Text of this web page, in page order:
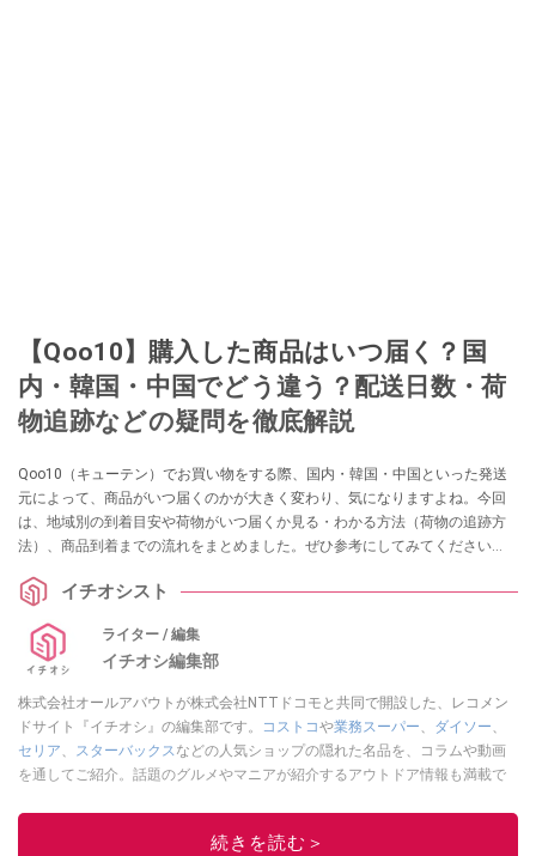
【Qoo10】購入した商品はいつ届く？国
内・韓国・中国でどう違う？配送日数・荷
物追跡などの疑問を徹底解説
Qoo10（キューテン）でお買い物をする際、国内・韓国・中国といった発送
元によって、商品がいつ届くのかが大きく変わり、気になりますよね。今回
は、地域別の到着目安や荷物がいつ届くか見る・わかる方法（荷物の追跡方
法）、商品到着までの流れをまとめました。ぜひ参考にしてみてください
イチオシスト
ライター / 編集
イチオシ編集部
株式会社オールアバウトが株式会社NTTドコモと共同で開設した、レコメン
ドサイト『イチオシ』の編集部です。
コストコや業務スーパー、 ダイソー、
セリア、 スターバックスなどの人気ショップの隠れた名品を、コラムや動画
を通してご紹介。話題のグルメやマニアが紹介するアウトドア情報も満載で
レビューしています。毎日トレンド情報をお届けしているので、ぜひ
してください！続きを読む＞